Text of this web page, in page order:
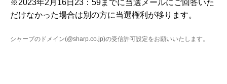
※2023年2月16日23：59までに当選メールにご回答いた
だけなかった場合は別の方に当選権利が移ります。
シャープのドメイン(@sharp.co.jp)の受信許可設定をお願いいたします。